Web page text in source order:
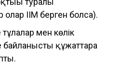
ІІМ берген болса).
мен көлік
байланысты құжаттарға